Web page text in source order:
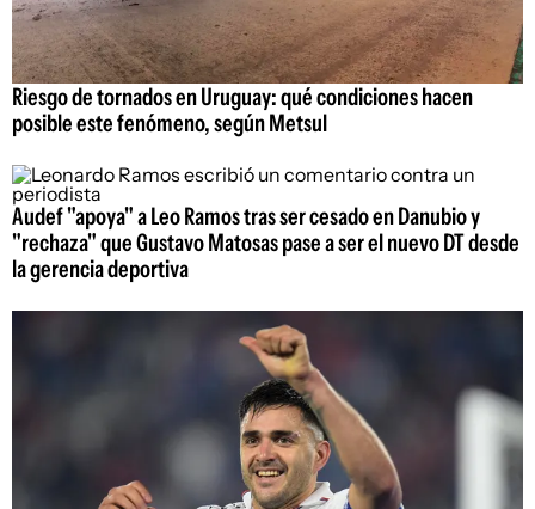
Riesgo de tornados en Uruguay: qué condiciones hacen
posible este fenómeno, según Metsul
Audef "apoya" a Leo Ramos tras ser cesado en Danubio y
"rechaza" que Gustavo Matosas pase a ser el nuevo DT desde
la gerencia deportiva